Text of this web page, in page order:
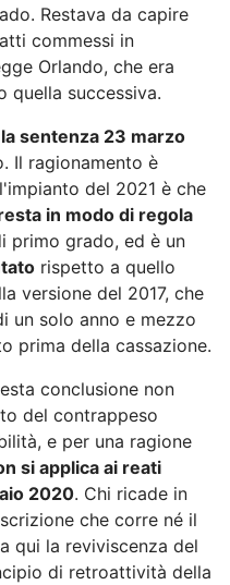
Restava da capire
commessi in
Orlando, che era
quella successiva.
sentenza 23 marzo
Il ragionamento è
del 2021 è che
in modo di regola
primo grado, ed è un
rispetto a quello
versione del 2017, che
un solo anno e mezzo
prima della cassazione.
conclusione non
del contrappeso
e per una ragione
si applica ai reati
2020. Chi ricade in
che corre né il
qui la reviviscenza del
di retroattività della